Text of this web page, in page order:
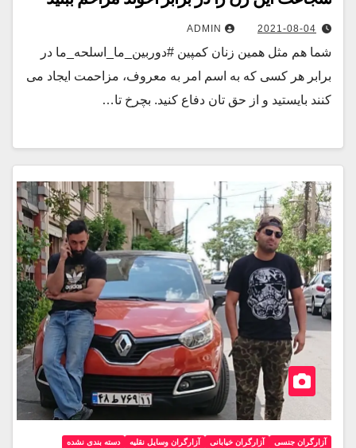
2021-08-04
ADMIN
شما هم مثل همین زنان کمپین #دوربین_ما_اسلحه_ما در
برابر هر کسی که به اسم امر به معروف، مزاحمت ایجاد می
کنند بایستید و از حق تان دفاع کنید. بچرخ تا…
آزارگران جنسی آزارگران خیابانی آزارگران وسایل نقلیه دسته بندی نشده